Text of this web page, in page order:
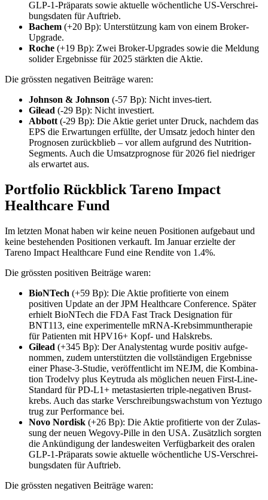
GLP-1-Präpa­rats sowie aktuelle wöchent­liche US-Verschrei­
bungs­daten für Auftrieb.
Bachem (+20 Bp): Unter­stüt­zung kam von einem Broker-
Upgrade.
Roche (+19 Bp): Zwei Broker-Upgrades sowie die Meldung
solider Ergeb­nisse für 2025 stärkten die Aktie.
Die grössten negativen Beiträge waren:
Johnson & Johnson (-57 Bp): Nicht inves-tiert.
Gilead (-29 Bp): Nicht investiert.
Abbott (-29 Bp): Die Aktie geriet unter Druck, nachdem das
EPS die Erwar­tungen erfüllte, der Umsatz jedoch hinter den
Prog­nosen zu­rückblieb – vor allem aufgrund des Nutri­tion-
Segments. Auch die Umsatz­pro­gnose für 2026 fiel niedriger
als erwartet aus.
Portfolio Rückblick Tareno Impact
Health­care Fund
Im letzten Monat haben wir keine neuen Positio­nen aufge­baut und
keine bestehenden Positio­nen verkauft. Im Januar erzielte der
Tareno Impact Health­care Fund eine Rendite von 1.4%.
Die grössten positiven Beiträge waren:
BioNTech (+59 Bp): Die Aktie profi­tierte von einem
positiven Update an der JPM Health­care Confe­rence. Später
erhielt BioN­Tech die FDA Fast Track Designa­tion für
BNT113, eine experi­men­telle mRNA-Krebs­im­mun­the­rapie
für Patienten mit HPV16+ Kopf- und Halskrebs.
Gilead (+345 Bp): Der Analy­stentag wurde positiv aufge­
nommen, zudem unter­stützten die vollstän­digen Ergeb­nisse
einer Phase-3-Studie, veröf­fent­licht im NEJM, die Kombina­
tion Trodelvy plus Keytruda als mögli­chen neuen First-Line-
Standard für PD-L1+ metasta­sierten triple-negativen Brust­
krebs. Auch das starke Verschrei­bungswachstum von Yeztugo
trug zur Perfor­mance bei.
Novo Nordisk (+26 Bp): Die Aktie profi­tierte von der Zulas­
sung der neuen Wegovy-Pille in den USA. Zusätz­lich sorgten
die Ankün­di­gung der landes­weiten Verfüg­bar­keit des oralen
GLP-1-Präpa­rats sowie aktuelle wöchent­liche US-Verschrei­
bungs­daten für Auftrieb.
Die grössten negativen Beiträge waren: